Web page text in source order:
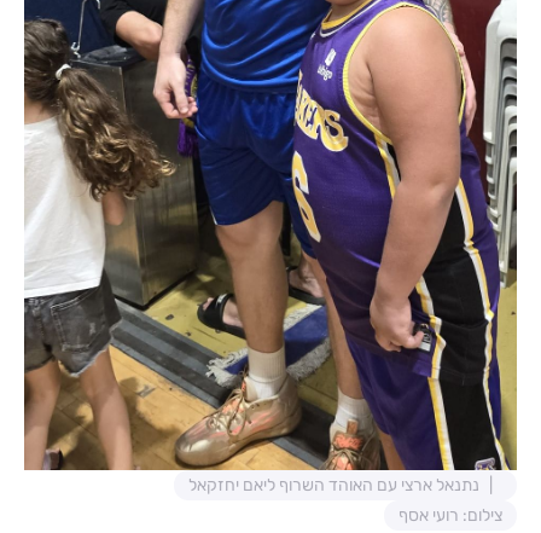
נתנאל ארצי עם האוהד השרוף ליאם יחזקאל
צילום: רועי אסף